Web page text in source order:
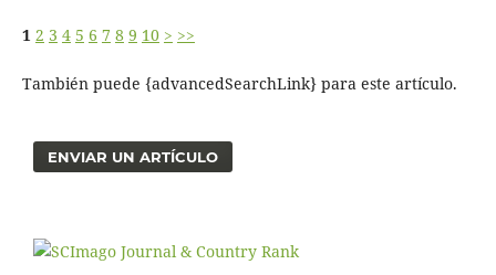
1 2 3 4 5 6 7 8 9 10 > >>
También puede {advancedSearchLink} para este artículo.
ENVIAR UN ARTÍCULO